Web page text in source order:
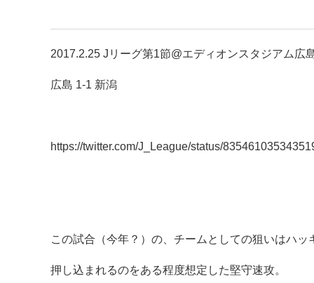
2017.2.25 Jリーグ第1節@エディオンスタジアム広
広島 1-1 新潟
https://twitter.com/J_League/status/
この試合（今年？）の、チームとしての狙いはハッ
押し込まれるのをある程度想定した堅守速攻。